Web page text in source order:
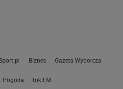
Biznes Gazeta Wyborcza
Pogoda Tok.FM